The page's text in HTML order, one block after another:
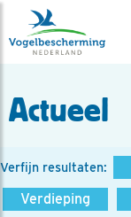
Actueel
Verfijn resultaten:
Verdieping